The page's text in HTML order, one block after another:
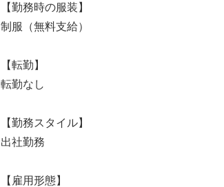
【勤務時の服装】
制服（無料支給）
【転勤】
転勤なし
【勤務スタイル】
出社勤務
【雇用形態】